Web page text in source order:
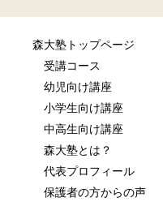
森大塾トップページ
受講コース
幼児向け講座
小学生向け講座
中高生向け講座
森大塾とは？
代表プロフィール
保護者の方からの声